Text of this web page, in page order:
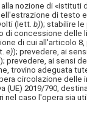
nozione di «istituti
di testo
(lett. b)); stabilire
concessione delle
di cui all'articolo 8,
e)); prevedere, ai
); prevedere, ai sensi
trovino adeguata
circolazione delle
2019/790,
caso l'opera sia